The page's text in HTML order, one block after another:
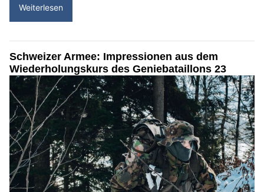
Weiterlesen
Schweizer Armee: Impressionen aus dem
Wiederholungskurs des Geniebataillons 23